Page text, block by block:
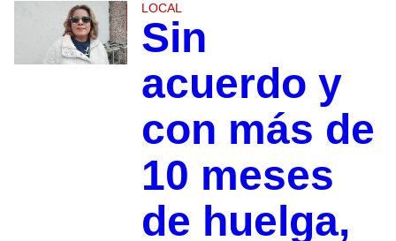
LOCAL
Sin
acuerdo y
con más de
10 meses
de huelga,